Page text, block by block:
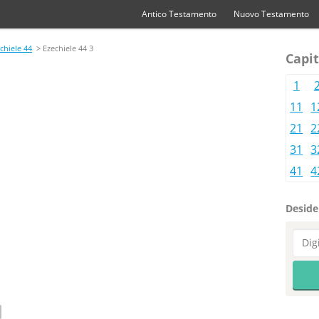
Antico Testamento Nuovo Testamento
44 > Ezechiele 44 3
1
11
21
31
41